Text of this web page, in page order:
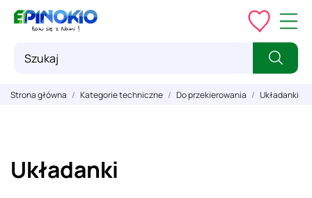
Strona główna Kategorie techniczne Do przekierowania Układanki
Układanki